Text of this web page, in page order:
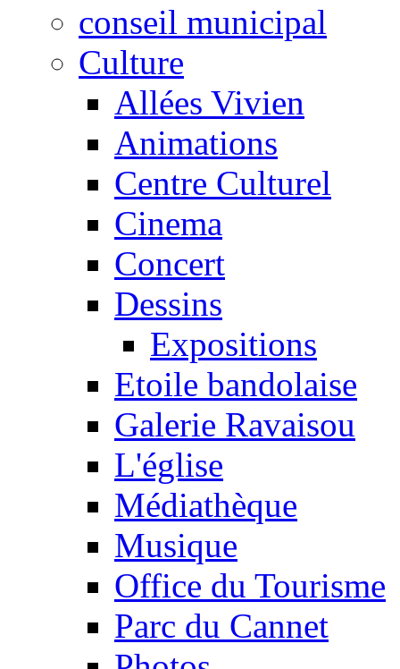
conseil municipal
Culture
Allées Vivien
Animations
Centre Culturel
Cinema
Concert
Dessins
Expositions
Etoile bandolaise
Galerie Ravaisou
L'église
Médiathèque
Musique
Office du Tourisme
Parc du Cannet